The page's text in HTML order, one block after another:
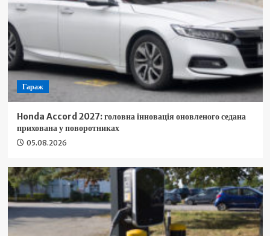
Гараж
Honda Accord 2027: головна інновація оновленого седана
прихована у поворотниках
05.08.2026